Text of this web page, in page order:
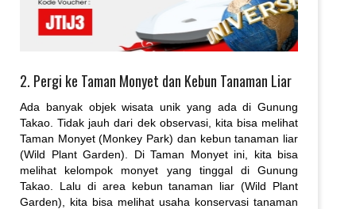
2. Pergi ke Taman Monyet dan Kebun Tanaman Liar
Ada banyak objek wisata unik yang ada di Gunung
Takao. Tidak jauh dari dek observasi, kita bisa melihat
Taman Monyet (Monkey Park) dan kebun tanaman liar
(Wild Plant Garden). Di Taman Monyet ini, kita bisa
melihat kelompok monyet yang tinggal di Gunung
Takao. Lalu di area kebun tanaman liar (Wild Plant
Garden), kita bisa melihat usaha konservasi tanaman